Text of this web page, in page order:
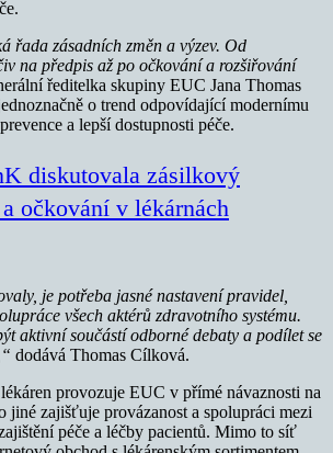
řada zásadních změn a výzev. Od
na předpis až po očkování a rozšiřování
ředitelka skupiny EUC Jana Thomas
o trend odpovídající modernímu
a lepší dostupnosti péče.
diskutovala zásilkový
očkování v lékárnách
je potřeba jasné nastavení pravidel,
všech aktérů zdravotního systému.
aktivní součástí odborné debaty a podílet se
dodává Thomas Cílková.
provozuje EUC v přímé návaznosti na
jiné zajišťuje provázanost a spolupráci mezi
péče a léčby pacientů. Mimo to síť